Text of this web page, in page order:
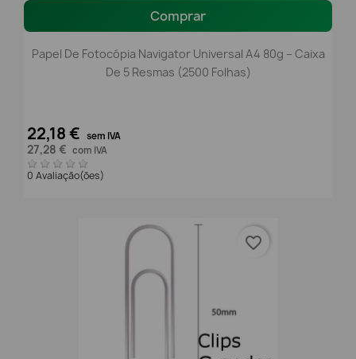
Comprar
Papel De Fotocópia Navigator Universal A4 80g – Caixa
De 5 Resmas (2500 Folhas)
22,18 € sem IVA
27,28 € com IVA
0 Avaliação(ões)
favorite_border